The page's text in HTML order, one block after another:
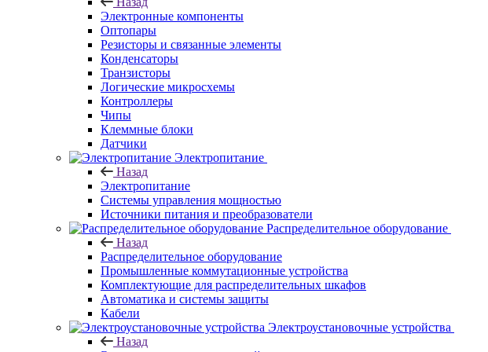
Электронные компоненты
Оптопары
Резисторы и связанные элементы
Конденсаторы
Транзисторы
Логические микросхемы
Контроллеры
Чипы
Клеммные блоки
Датчики
Электропитание
Назад
Электропитание
Системы управления мощностью
Источники питания и преобразователи
Распределительное оборудование
Назад
Распределительное оборудование
Промышленные коммутационные устройства
Комплектующие для распределительных шкафов
Автоматика и системы защиты
Кабели
Электроустановочные устройства
Назад